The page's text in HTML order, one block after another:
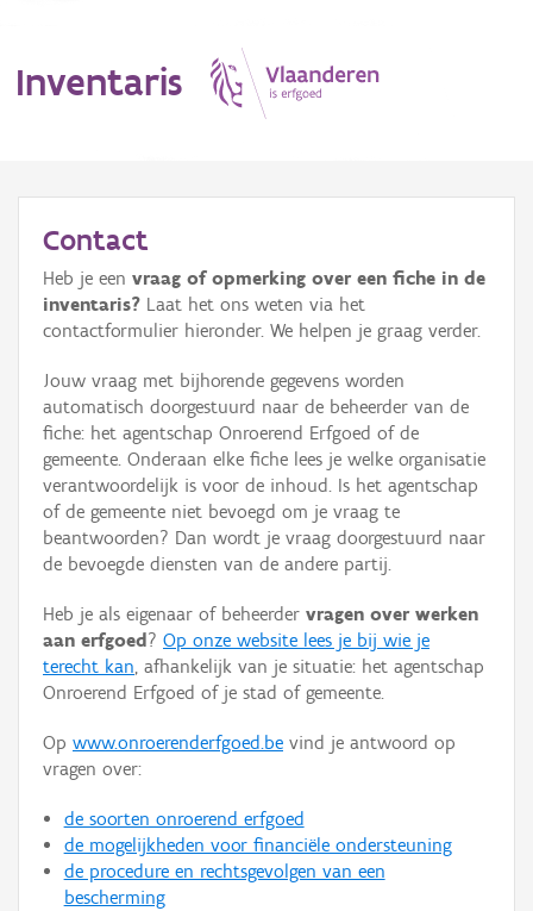
Inventaris
Erfgoedobject
Aanduidingsobject
Waarneming
Thema
Gebeurtenis
Persoon of collectief
Hergebruik
Aanmelden
Contact
Heb je een vraag of opmerking over een fiche in de
inventaris? Laat het ons weten via het
contactformulier hieronder. We helpen je graag verder.
Jouw vraag met bijhorende gegevens worden
automatisch doorgestuurd naar de beheerder van de
fiche: het agentschap Onroerend Erfgoed of de
gemeente. Onderaan elke fiche lees je welke organisatie
verantwoordelijk is voor de inhoud. Is het agentschap
of de gemeente niet bevoegd om je vraag te
beantwoorden? Dan wordt je vraag doorgestuurd naar
de bevoegde diensten van de andere partij.
Heb je als eigenaar of beheerder vragen over werken
aan erfgoed ? Op onze website lees je bij wie je
terecht kan, afhankelijk van je situatie: het agentschap
Onroerend Erfgoed of je stad of gemeente.
Op www.onroerenderfgoed.be vind je antwoord op
vragen over:
de soorten onroerend erfgoed
de mogelijkheden voor financiële ondersteuning
de procedure en rechtsgevolgen van een
bescherming